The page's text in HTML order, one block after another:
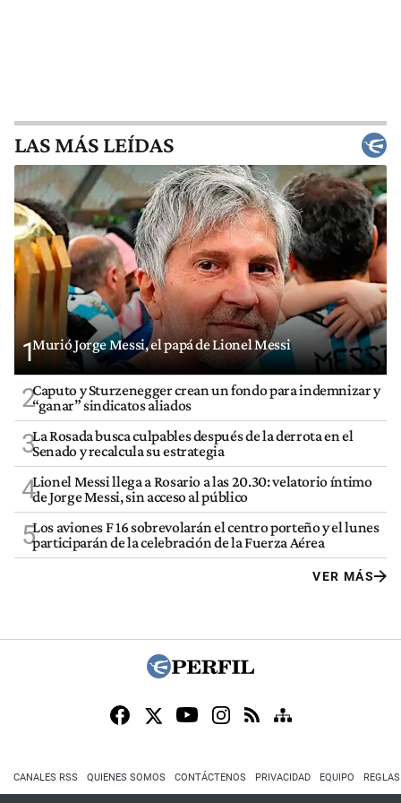
LAS MÁS LEÍDAS
1Murió Jorge Messi, el papá de Lionel Messi
2Caputo y Sturzenegger crean un fondo para indemnizar y
“ganar” sindicatos aliados
3La Rosada busca culpables después de la derrota en el
Senado y recalcula su estrategia
4Lionel Messi llega a Rosario a las 20.30: velatorio íntimo
de Jorge Messi, sin acceso al público
5Los aviones F 16 sobrevolarán el centro porteño y el lunes
participarán de la celebración de la Fuerza Aérea
VER MÁS
CANALES RSS QUIENES SOMOS CONTÁCTENOS PRIVACIDAD EQUIPO